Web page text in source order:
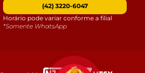
(42) 3220-6047
Horário pode variar conforme a filial
*Somente WhatsApp